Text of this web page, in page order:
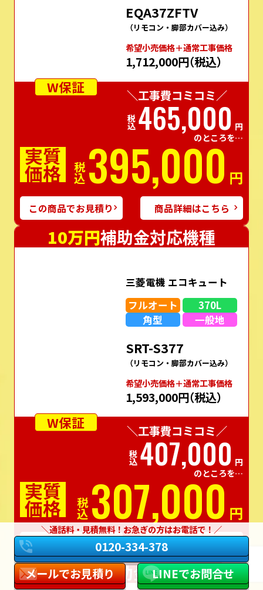
フルオート
370L
EQA37ZFTV
（リモコン・脚部カバー込み）
希望⼩売価格＋通常⼯事価格
1,712,000円（税込）
＼工事費コミコミ／
税込465,000円
実質
価格 税込395,000
補助金対応機種
フルオート
370L
SRT-S377
（リモコン・脚部カバー込み）
希望⼩売価格＋通常⼯事価格
1,593,000円（税込）
＼工事費コミコミ／
税込407,000円
のところを…
実質
価格 税込307,000円
通話料・見積無料！お急ぎの方はお電話で！
0120-334-378
メールでお見積り
LINEでお問合せ